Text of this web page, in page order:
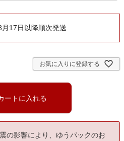
月17日以降順次発送
お気に入りに登録する
ートに入れる
の影響により、ゆうパックのお